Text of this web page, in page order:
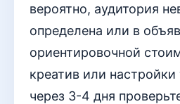
вероятно, аудитория
определена или в
ориентировочной
креатив или настройки
через 3-4 дня